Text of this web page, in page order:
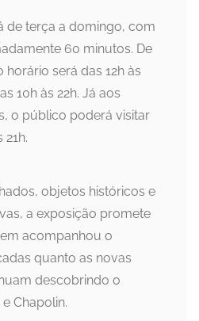
de terça a domingo, com
60 minutos. De
será das 12h às
10h às 22h. Já aos
o público poderá visitar
21h.
objetos históricos e
a exposição promete
acompanhou o
quanto as novas
descobrindo o
Chapolin.